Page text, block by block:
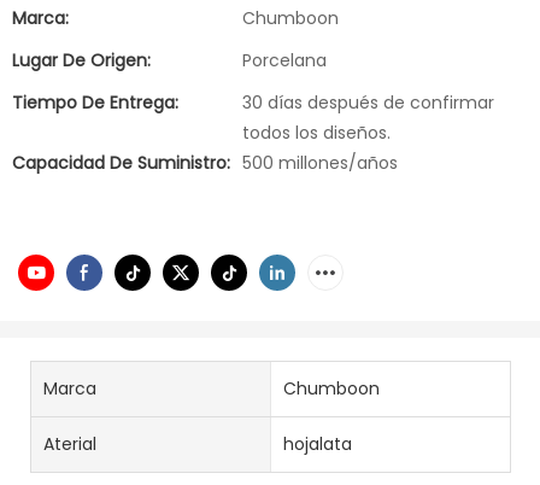
Marca:
Chumboon
Lugar De Origen:
Porcelana
Tiempo De Entrega:
30 días después de confirmar
todos los diseños.
Capacidad De Suministro: 500 millones/años
Marca Chumboon
Aterial hojalata